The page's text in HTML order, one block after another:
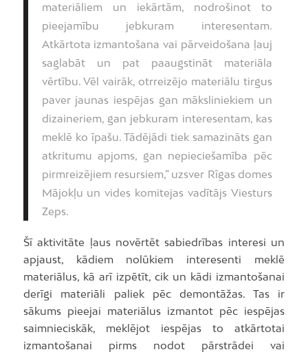
materiāliem un iekārtām, nodrošinot to
pieejamību jebkuram interesentam.
Atkārtota izmantošana vai pārveidošana ļauj
saglabāt un pat paaugstināt materiāla
vērtību. Vēl vairāk, otrreizējo materiālu tirgus
paver jaunas iespējas gan māksliniekiem un
dizaineriem, gan jebkuram interesentam, kas
meklē ko īpašu. Tādējādi tiek samazināts gan
atkritumu apjoms, gan nepieciešamība pēc
pirmreizējiem resursiem,” uzsver Rīgas domes
Mājokļu un vides komitejas vadītājs Viesturs
Zeps.
Šī aktivitāte ļaus novērtēt sabiedrības interesi un
apjaust, kādiem nolūkiem interesenti meklē
materiālus, kā arī izpētīt, cik un kādi izmantošanai
derīgi materiāli paliek pēc demontāžas. Tas ir
sākums pieejai materiālus izmantot pēc iespējas
saimnieciskāk, meklējot iespējas to atkārtotai
izmantošanai pirms nodot pārstrādei vai